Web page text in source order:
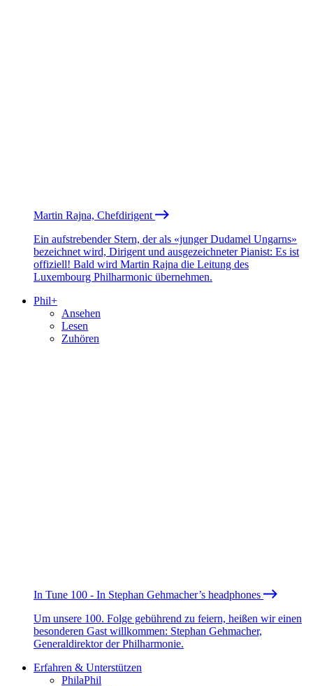
Martin Rajna, Chefdirigent
Ein aufstrebender Stern, der als «junger Dudamel Ungarns»
bezeichnet wird, Dirigent und ausgezeichneter Pianist: Es ist
offiziell! Bald wird Martin Rajna die Leitung des
Luxembourg Philharmonic übernehmen.
Phil+
Ansehen
Lesen
Zuhören
In Tune 100 - In Stephan Gehmacher’s headphones
Um unsere 100. Folge gebührend zu feiern, heißen wir einen
besonderen Gast willkommen: Stephan Gehmacher,
Generaldirektor der Philharmonie.
Erfahren & Unterstützen
PhilaPhil